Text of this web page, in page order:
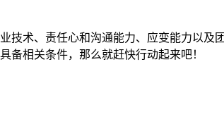
术、责任心和沟通能力、应变能力以及
备相关条件，那么就赶快行动起来吧！